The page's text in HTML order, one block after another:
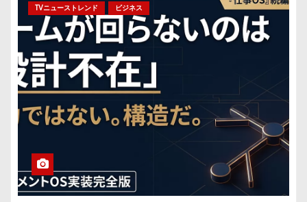
TVニューストレンド ビジネス